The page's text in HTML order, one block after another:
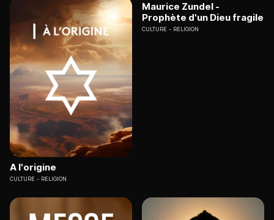
A l'origine
CULTURE RELIGION
Maurice Zundel -
Prophète d'un Dieu fragile
CULTURE RELIGION